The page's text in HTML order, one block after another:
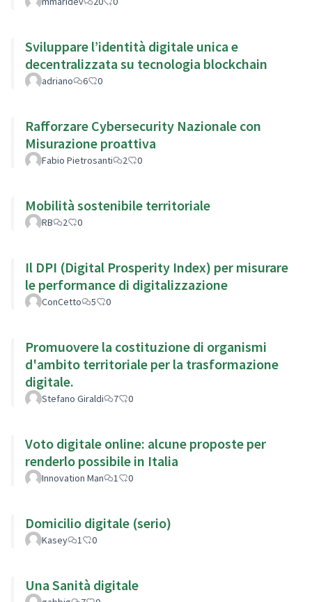
Sviluppare l’identità digitale unica e
decentralizzata su tecnologia blockchain
adriano 6 0
Rafforzare Cybersecurity Nazionale con
Misurazione proattiva
Fabio Pietrosanti 2 0
Mobilità sostenibile territoriale
RB 2 0
Il DPI (Digital Prosperity Index) per misurare
le performance di digitalizzazione
ConCetto 5 0
Promuovere la costituzione di organismi
d'ambito territoriale per la trasformazione
digitale.
Stefano Giraldi 7 0
Voto digitale online: alcune proposte per
renderlo possibile in Italia
Innovation Man 1 0
Domicilio digitale (serio)
Kasey 1 0
Una Sanità digitale